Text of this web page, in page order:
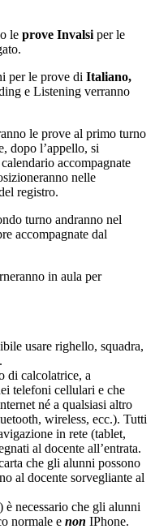
le prove Invalsi per le
per le prove di Italiano,
e Listening verranno
le prove al primo turno
dopo l’appello, si
accompagnate
nelle
registro.
turno andranno nel
accompagnate dal
in aula per
usare righello, squadra,
di calcolatrice, a
telefoni cellulari e che
né a qualsiasi altro
wireless, ecc.). Tutti
in rete (tablet,
al docente all’entrata.
che gli alunni possono
al docente sorvegliante al
necessario che gli alunni
normale e non IPhone.